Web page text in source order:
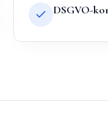
DSGVO-